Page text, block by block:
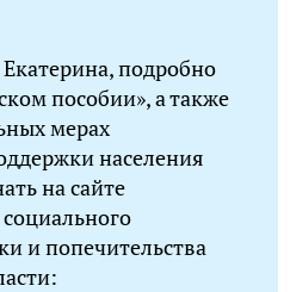
Екатерина, подробно
пособии», а также
мерах
населения
на сайте
и попечительства